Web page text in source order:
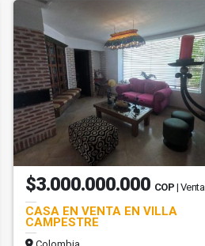
$3.000.000.000 COP | Venta
CASA EN VENTA EN VILLA
CAMPESTRE